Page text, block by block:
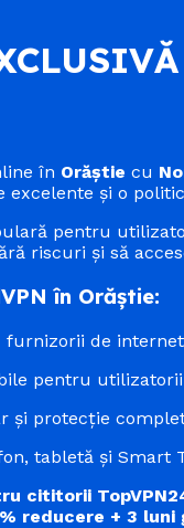
în Orăștie cu
excelente și o
pentru
riscuri și să
în Orăștie:
furnizorii de
pentru
și protecție
tabletă și Smart
cititorii
reducere + 3